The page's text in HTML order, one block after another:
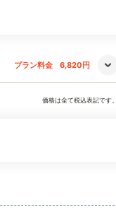
プラン料金 6,820円
価格は全て税込表記です。